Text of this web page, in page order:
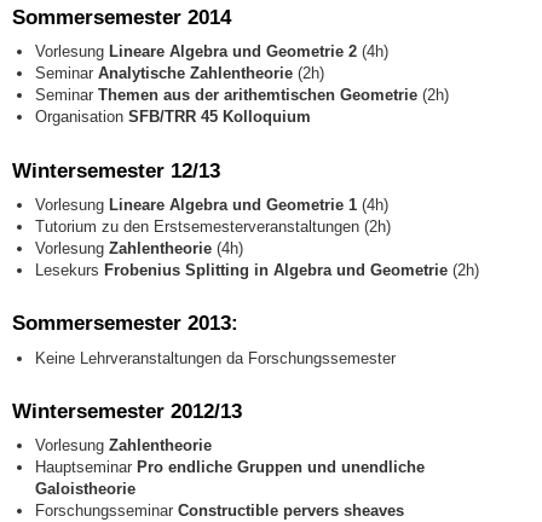
Sommersemester 2014
Vorlesung Lineare Algebra und Geometrie 2(4h)
SeminarAnalytische Zahlentheorie(2h)
SeminarThemen aus der arithemtischen Geometrie(2h)
OrganisationSFB/TRR 45 Kolloquium
Wintersemester 12/13
Vorlesung Lineare Algebra und Geometrie 1(4h)
Tutorium zu den Erstsemesterveranstaltungen (2h)
VorlesungZahlentheorie(4h)
Lesekurs Frobenius Splitting in Algebra und Geometrie(2h)
Sommersemester 2013:
Keine Lehrveranstaltungen da Forschungssemester
Wintersemester 2012/13
VorlesungZahlentheorie
Hauptseminar Pro endliche Gruppen und unendliche
Galoistheorie
ForschungsseminarConstructible pervers sheaves